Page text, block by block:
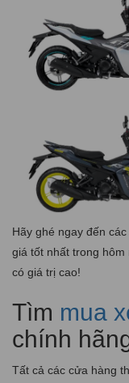
Hãy ghé ngay đến
giá tốt nhất trong
có giá trị cao!
Tìm mua
chính
Tất cả các cửa hàng